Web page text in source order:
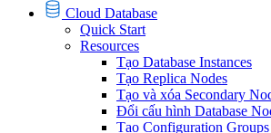
Cloud Database
Quick Start
Resources
Tạo Database Instances
Tạo Replica Nodes
Tạo và xóa Secondary
Đổi cấu hình Database
Tạo Configuration Groups